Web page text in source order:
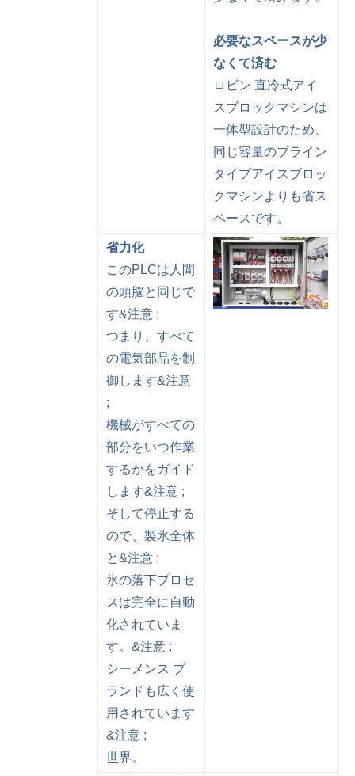
必要なスペースが少
なくて済む
ロビン 直冷式アイ
スブロックマシンは
一体型設計のため、
同じ容量のブライン
タイプアイスブロッ
クマシンよりも省ス
ペースです。
省力化
このPLCは人間
の頭脳と同じで
す&注意 ;
つまり、すべて
の電気部品を制
御します&注意
;
機械がすべての
部分をいつ作業
するかをガイド
します&注意 ;
そして停止する
ので、製氷全体
と&注意 ;
氷の落下プロセ
スは完全に自動
化されていま
す。&注意 ;
シーメンス ブ
ランドも広く使
用されています
&注意 ;
世界。